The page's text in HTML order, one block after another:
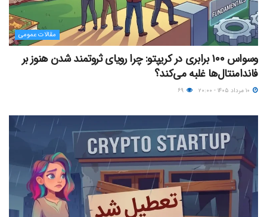
مقالات عمومی
وسواس ۱۰۰ برابری در کریپتو: چرا رویای ثروتمند شدن هنوز بر
فاندامنتال‌ها غلبه می‌کند؟